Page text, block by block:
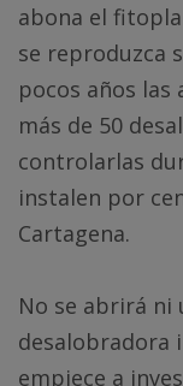
abona el
se reproduzca
pocos años
más de 50
controlarlas
instalen por
Cartagena.
No se abrirá ni
desalobradora
empiece a